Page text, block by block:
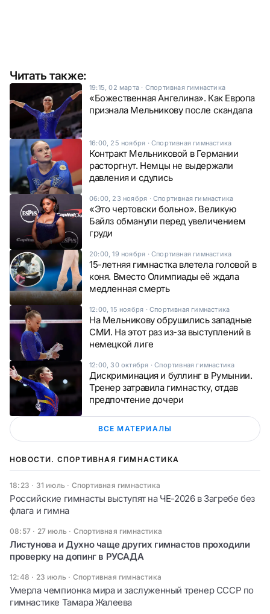
Читать также:
19:15, 02 марта · Спортивная гимнастика
«Божественная Ангелина». Как Европа
признала Мельникову после скандала
16:00, 25 ноября · Спортивная гимнастика
Контракт Мельниковой в Германии
расторгнут. Немцы не выдержали
давления и сдулись
06:00, 23 ноября · Спортивная гимнастика
«Это чертовски больно». Великую
Байлз обманули перед увеличением
груди
20:00, 19 ноября · Спортивная гимнастика
15-летняя гимнастка влетела головой в
коня. Вместо Олимпиады её ждала
медленная смерть
12:00, 15 ноября · Спортивная гимнастика
На Мельникову обрушились западные
СМИ. На этот раз из-за выступлений в
немецкой лиге
12:00, 30 октября ·Спортивная гимнастика
Дискриминация и буллинг в Румынии.
Тренер затравила гимнастку, отдав
предпочтение дочери
ВСЕ МАТЕРИАЛЫ
НОВОСТИ. СПОРТИВНАЯ ГИМНАСТИКА
18:23 · 31 июль · Спортивная гимнастика
Российские гимнасты выступят на ЧЕ-2026 в Загребе без
флага и гимна
08:57 · 27 июль · Спортивная гимнастика
Листунова и Духно чаще других гимнастов проходили
проверку на допинг в РУСАДА
12:48 · 23 июль · Спортивная гимнастика
Умерла чемпионка мира и заслуженный тренер СССР по
гимнастике Тамара Жалеева